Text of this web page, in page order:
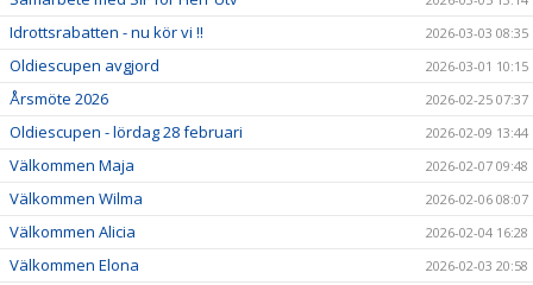
Idrottsrabatten - nu kör vi !! 2026-03-03 08:35
Oldiescupen avgjord 2026-03-01 10:15
Årsmöte 2026 2026-02-25 07:37
Oldiescupen - lördag 28 februari 2026-02-09 13:44
Välkommen Maja 2026-02-07 09:48
Välkommen Wilma 2026-02-06 08:07
Välkommen Alicia 2026-02-04 16:28
Välkommen Elona 2026-02-03 20:58